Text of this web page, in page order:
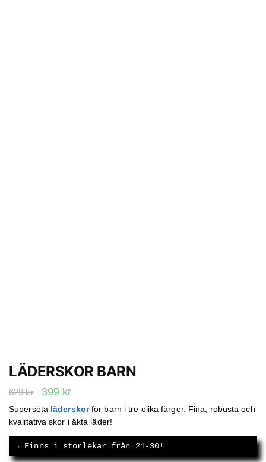
LÄDERSKOR BARN
629kr
Det
ursprungliga
priset
var:
629 kr.
399 krDet
nuvarande
priset
är:
399 kr.
Supersöta läderskorför barn i tre olika färger. Fina, robusta och
kvalitativa skor i äkta läder!
→ Finns i storlekar från 21-30!